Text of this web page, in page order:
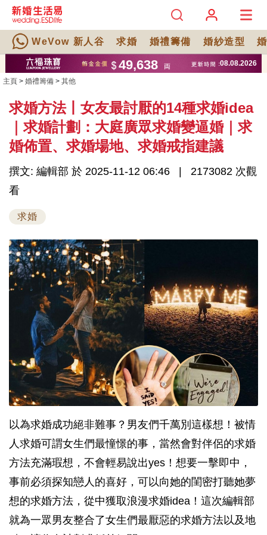
WeVow 新人谷 求婚 婚禮籌備 婚紗造型
主頁 > 婚禮籌備 > 其他
求婚方法丨女友最討厭的14種求婚idea
｜求婚計劃：大庭廣眾求婚變逼婚｜求
婚佈置、求婚場地、求婚戒指建議
撰文: 編輯部 於 2025-11-12 06:46
2173082 次觀
看
求婚
以為求婚成功絕非難事？男友們千萬別這樣想！被情
人求婚可謂女生們最憧憬的事，當然會對伴侶的求婚
方法充滿瑕想，不會輕易說出yes！想要一擊即中，
事前必須探知戀人的喜好，可以向她的閨密打聽她夢
想的求婚方法，從中獲取浪漫求婚idea！這次編輯部
就為一眾男友整合了女生們最厭惡的求婚方法以及地